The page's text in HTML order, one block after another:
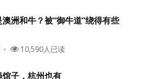
洲和牛？被“御牛道”绕得有些
・ 10,590人已读
子，杭州也有